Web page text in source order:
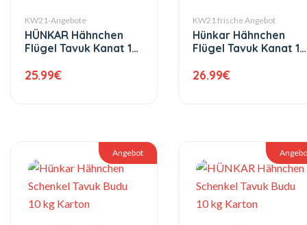
KW21-Angebote
HÜNKAR Hähnchen
Flügel Tavuk Kanat 10
25.99€
KW21 frische Angebot
Hünkar Hähnchen
Flügel Tavuk Kanat 10
26.99€
Angebot